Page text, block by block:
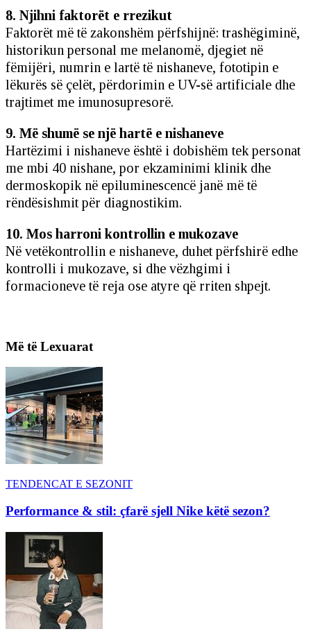
8. Njihni faktorët e rrezikut
Faktorët më të zakonshëm përfshijnë: trashëgiminë,
historikun personal me melanomë, djegiet në
fëmijëri, numrin e lartë të nishaneve, fototipin e
lëkurës së çelët, përdorimin e UV-së artificiale dhe
trajtimet me imunosupresorë.
9. Më shumë se një hartë e nishaneve
Hartëzimi i nishaneve është i dobishëm tek personat
me mbi 40 nishane, por ekzaminimi klinik dhe
dermoskopik në epiluminescencë janë më të
rëndësishmit për diagnostikim.
10. Mos harroni kontrollin e mukozave
Në vetëkontrollin e nishaneve, duhet përfshirë edhe
kontrolli i mukozave, si dhe vëzhgimi i
formacioneve të reja ose atyre që rriten shpejt.
Më të Lexuarat
TENDENCAT E SEZONIT
Performance & stil: çfarë sjell Nike këtë sezon?